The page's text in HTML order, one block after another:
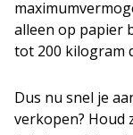
alleen op papier
tot 200 kilogram
Dus nu snel je
verkopen? Houd